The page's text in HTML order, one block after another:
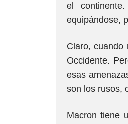
el
equipándose,
Claro,
Occidente.
esas
son los rusos,
Macron tiene